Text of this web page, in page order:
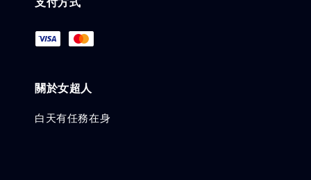
支付方式
關於女超人
白天有任務在身